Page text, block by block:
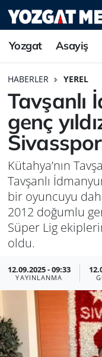
Yozgat Asayiş
HABERLER YEREL
Tavşanlı
genç
Kütahya’nın
Tavşanlı
bir oyuncuyu
2012 doğumlu
Süper Lig
oldu.
12.09.2025 - 09:33
YAYINLANMA